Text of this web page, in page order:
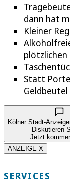
dann hat
Kleiner
plötzlichen
Statt
Kölner Stadt-
Diskutieren
Jetzt
ANZEIGE X
SERVICES